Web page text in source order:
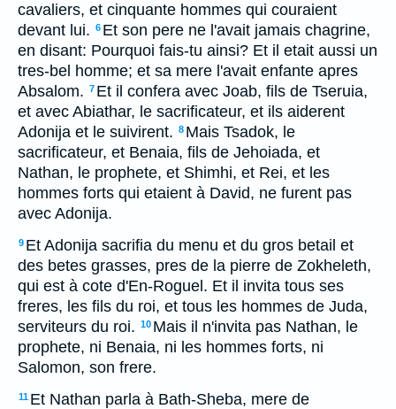
cavaliers, et cinquante hommes qui couraient
devant lui. 6 Et son pere ne l'avait jamais chagrine,
en disant: Pourquoi fais-tu ainsi? Et il etait aussi un
tres-bel homme; et sa mere l'avait enfante apres
Absalom. 7 Et il confera avec Joab, fils de Tseruia,
et avec Abiathar, le sacrificateur, et ils aiderent
Adonija et le suivirent. 8 Mais Tsadok, le
sacrificateur, et Benaia, fils de Jehoiada, et
Nathan, le prophete, et Shimhi, et Rei, et les
hommes forts qui etaient à David, ne furent pas
avec Adonija.
9 Et Adonija sacrifia du menu et du gros betail et
des betes grasses, pres de la pierre de Zokheleth,
qui est à cote d'En-Roguel. Et il invita tous ses
freres, les fils du roi, et tous les hommes de Juda,
serviteurs du roi. 10 Mais il n'invita pas Nathan, le
prophete, ni Benaia, ni les hommes forts, ni
Salomon, son frere.
11 Et Nathan parla à Bath-Sheba, mere de